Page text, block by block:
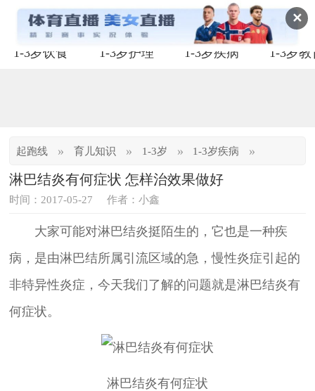
✕
1-3岁饮食 1-3岁护理 1-3岁疾病 1-3岁教
起跑线 » 育儿知识 » 1-3岁 » 1-3岁疾病 »
淋巴结炎有何症状 怎样治效果做好
时间：2017-05-27 作者：小鑫
大家可能对淋巴结炎挺陌生的，它也是一种疾
病，是由淋巴结所属引流区域的急，慢性炎症引起的
非特异性炎症，今天我们了解的问题就是淋巴结炎有
何症状。
淋巴结炎有何症状